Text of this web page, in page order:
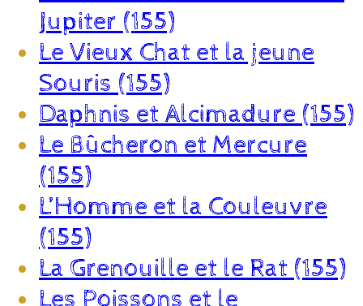
Jupiter (155)
Le Vieux Chat et la jeune
Souris (155)
Daphnis et Alcimadure (155)
Le Bûcheron et Mercure
(155)
L’Homme et la Couleuvre
(155)
La Grenouille et le Rat (155)
Les Poissons et le